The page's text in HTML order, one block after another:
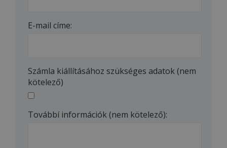
E-mail címe:
Számla kiállításához szükséges adatok (nem
kötelező)
Továbbí információk (nem kötelező):